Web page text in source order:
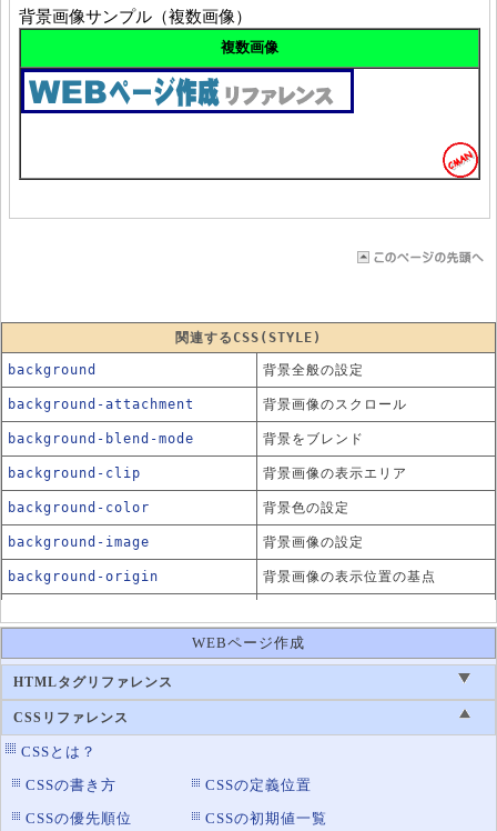
関連するCSS(STYLE)
background 背景全般の設定
background-attachment 背景画像のスクロール
background-blend-mode 背景をブレンド
background-clip 背景画像の表示エリア
background-color 背景色の設定
background-image 背景画像の設定
background-origin 背景画像の表示位置の基点
背景画像の表示サイズ設定
WEBページ作成
HTMLタグリファレンス
CSSリファレンス
CSSとは？
CSSの書き方
CSSの定義位置
CSSの優先順位
CSSの初期値一覧